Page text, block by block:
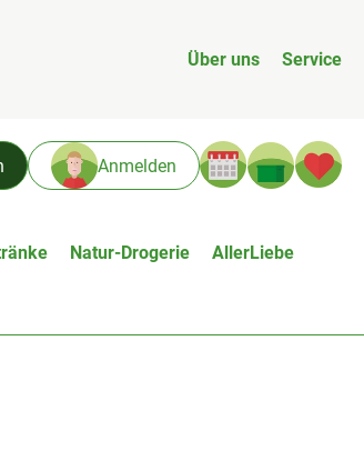
Über uns Service
Anmelden
Natur-Drogerie AllerLiebe